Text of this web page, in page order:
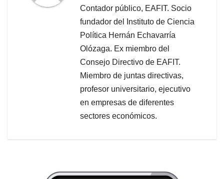
Contador público, EAFIT. Socio
fundador del Instituto de Ciencia
Política Hernán Echavarría
Olózaga. Ex miembro del
Consejo Directivo de EAFIT.
Miembro de juntas directivas,
profesor universitario, ejecutivo
en empresas de diferentes
sectores económicos.